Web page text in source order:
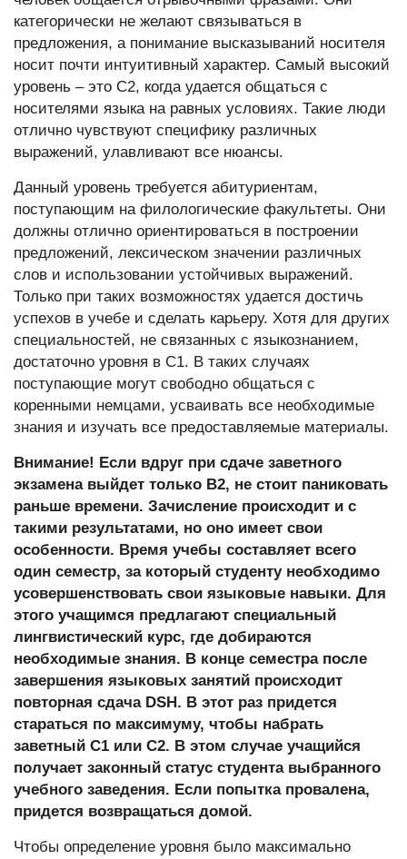
категорически не желают связываться в
предложения, а понимание высказываний носителя
носит почти интуитивный характер. Самый высокий
уровень – это C2, когда удается общаться с
носителями языка на равных условиях. Такие люди
отлично чувствуют специфику различных
выражений, улавливают все нюансы.
Данный уровень требуется абитуриентам,
поступающим на филологические факультеты. Они
должны отлично ориентироваться в построении
предложений, лексическом значении различных
слов и использовании устойчивых выражений.
Только при таких возможностях удается достичь
успехов в учебе и сделать карьеру. Хотя для других
специальностей, не связанных с языкознанием,
достаточно уровня в C1. В таких случаях
поступающие могут свободно общаться с
коренными немцами, усваивать все необходимые
знания и изучать все предоставляемые материалы.
Внимание! Если вдруг при сдаче заветного
экзамена выйдет только B2, не стоит паниковать
раньше времени. Зачисление происходит и с
такими результатами, но оно имеет свои
особенности. Время учебы составляет всего
один семестр, за который студенту необходимо
усовершенствовать свои языковые навыки. Для
этого учащимся предлагают специальный
лингвистический курс, где добираются
необходимые знания. В конце семестра после
завершения языковых занятий происходит
повторная сдача DSH. В этот раз придется
стараться по максимуму, чтобы набрать
заветный C1 или C2. В этом случае учащийся
получает законный статус студента выбранного
учебного заведения. Если попытка провалена,
придется возвращаться домой.
Чтобы определение уровня было максимально